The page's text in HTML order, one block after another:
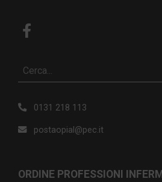
0131 218 113
postaopial@pec.it
ORDINE PROFESSIONI